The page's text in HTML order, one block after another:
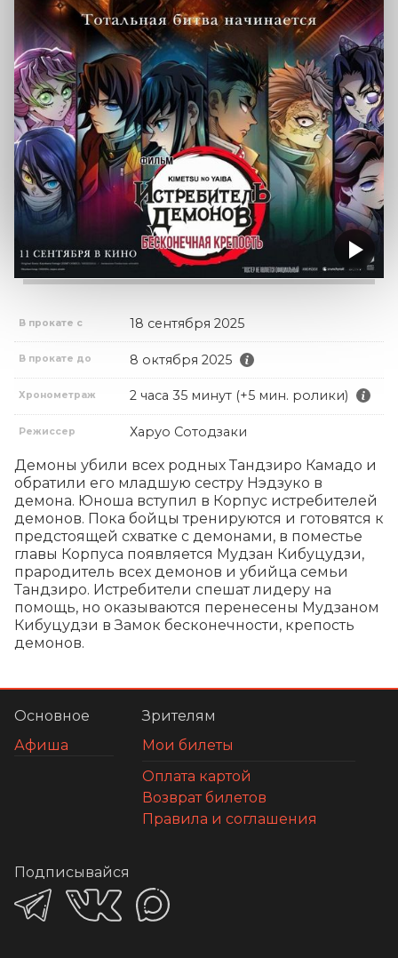
В прокате с 18 сентября 2025
В прокате до 8 октября 2025
Хронометраж 2 часа 35 минут (+5 мин. ролики)
Режиссер Харуо Сотодзаки
Демоны убили всех родных Тандзиро Камадо и
обратили его младшую сестру Нэдзуко в
демона. Юноша вступил в Корпус истребителей
демонов. Пока бойцы тренируются и готовятся к
предстоящей схватке с демонами, в поместье
главы Корпуса появляется Мудзан Кибуцудзи,
прародитель всех демонов и убийца семьи
Тандзиро. Истребители спешат лидеру на
помощь, но оказываются перенесены Мудзаном
Кибуцудзи в Замок бесконечности, крепость
демонов.
Основное
Афиша
Зрителям
Мои билеты
Оплата картой
Возврат билетов
Правила и соглашения
Подписывайся